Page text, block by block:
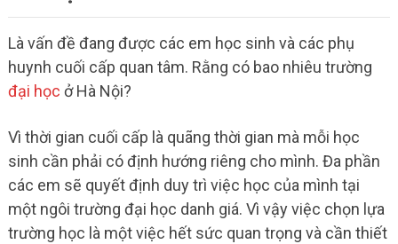
Là vấn đề đang được các em học sinh và các phụ
huynh cuối cấp quan tâm. Rằng có bao nhiêu trường
đại học ở Hà Nội?
Vì thời gian cuối cấp là quãng thời gian mà mỗi học
sinh cần phải có định hướng riêng cho mình. Đa phần
các em sẽ quyết định duy trì việc học của mình tại
một ngôi trường đại học danh giá. Vì vậy việc chọn lựa
trường học là một việc hết sức quan trọng và cần thiết